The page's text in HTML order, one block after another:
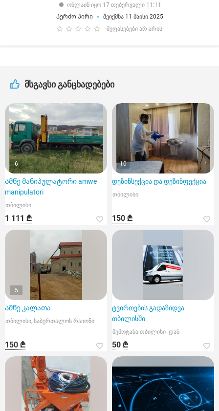
ონლაინ იყო 17 თებერვალი 11:11
Კერძო პირი
შეიქმნა 11 მაისი 2025
შეფასებები არ არის
მსგავსი განცხადებები
6
Ამწე მანიპულატორი amwe
manipulatori
თბილისი
1 111 ₾
10
დეზინსექცია და დეზინფექცია
თბილისი
150 ₾
5
Ამწე კალათა
თბილისი, საბურთალოს რაიონი
150 ₾
ტვირთების გადაზიდვა
თბილისში
შემოტანა თბილისი -დან
50 ₾